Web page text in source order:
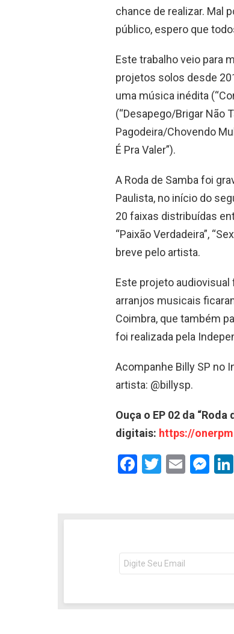
chance de realizar. Mal
público, espero que
Este trabalho veio para
projetos solos desde
uma música inédita
(“Desapego/Brigar Não
Pagodeira/Chovendo
É Pra Valer”).
A Roda de Samba foi
Paulista, no início do
20 faixas distribuídas
“Paixão Verdadeira”,
breve pelo artista.
Este projeto audiovisual
arranjos musicais
Coimbra, que também
foi realizada pela
Acompanhe Billy SP no
artista: @billysp.
Ouça o EP 02 da
digitais: https://
F
o
k
T
E
M
er
NEWSLETTER
e-
mail: